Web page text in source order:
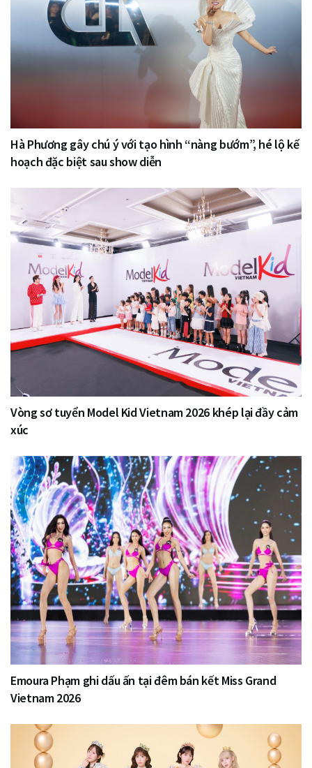
Hà Phương gây chú ý với tạo hình “nàng bướm”, hé lộ kế
hoạch đặc biệt sau show diễn
Vòng sơ tuyển Model Kid Vietnam 2026 khép lại đầy cảm
xúc
Emoura Phạm ghi dấu ấn tại đêm bán kết Miss Grand
Vietnam 2026